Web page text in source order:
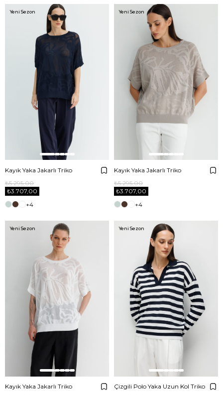
Kayık Yaka Jakarlı Triko
₺3.707,00
₺5.295,00
+4
Yeni Sezon
Kayık Yaka Jakarlı Triko
₺3.707,00
₺5.295,00
+4
Yeni Sezon
Kayık Yaka Jakarlı Triko
Yeni Sezon
Çizgili Polo Yaka Uzun Kol Triko
Yeni Sezon